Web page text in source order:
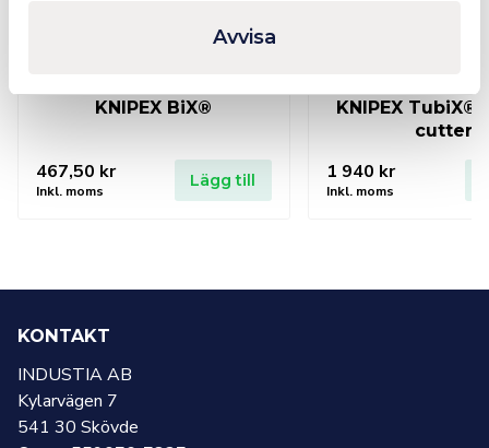
Avvisa
KNIPEX BiX®
467,50 kr
Inkl. moms
Lägg till
KNIPEX TubiX®
cutter
1 940 kr
Inkl. moms
KONTAKT
INDUSTIA AB
Kylarvägen 7
541 30 Skövde